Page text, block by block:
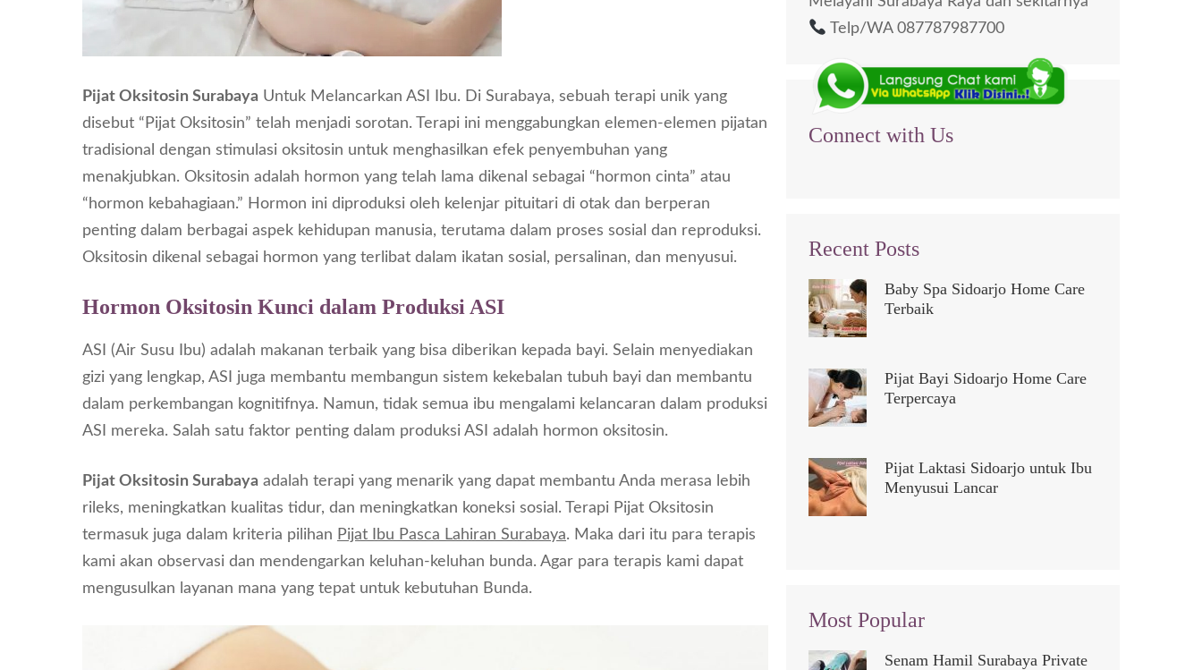
Pijat Oksitosin Surabaya Untuk Melancarkan ASI Ibu. Di Surabaya, sebuah terapi unik yang
disebut “Pijat Oksitosin” telah menjadi sorotan. Terapi ini menggabungkan elemen-elemen pijatan
tradisional dengan stimulasi oksitosin untuk menghasilkan efek penyembuhan yang
menakjubkan. Oksitosin adalah hormon yang telah lama dikenal sebagai “hormon cinta” atau
“hormon kebahagiaan.” Hormon ini diproduksi oleh kelenjar pituitari di otak dan berperan
penting dalam berbagai aspek kehidupan manusia, terutama dalam proses sosial dan reproduksi.
Oksitosin dikenal sebagai hormon yang terlibat dalam ikatan sosial, persalinan, dan menyusui.
Hormon Oksitosin Kunci dalam Produksi ASI
ASI (Air Susu Ibu) adalah makanan terbaik yang bisa diberikan kepada bayi. Selain menyediakan
gizi yang lengkap, ASI juga membantu membangun sistem kekebalan tubuh bayi dan membantu
dalam perkembangan kognitifnya. Namun, tidak semua ibu mengalami kelancaran dalam produksi
ASI mereka. Salah satu faktor penting dalam produksi ASI adalah hormon oksitosin.
Pijat Oksitosin Surabaya adalah terapi yang menarik yang dapat membantu Anda merasa lebih
rileks, meningkatkan kualitas tidur, dan meningkatkan koneksi sosial. Terapi Pijat Oksitosin
termasuk juga dalam kriteria pilihan Pijat Ibu Pasca Lahiran Surabaya. Maka dari itu para terapis
kami akan observasi dan mendengarkan keluhan-keluhan bunda. Agar para terapis kami dapat
mengusulkan layanan mana yang tepat untuk kebutuhan Bunda.
Telp/WA 087787987700
Connect with Us
Recent Posts
Baby Spa Sidoarjo Home Care
Terbaik
Pijat Bayi Sidoarjo Home Care
Terpercaya
Pijat Laktasi Sidoarjo untuk Ibu
Menyusui Lancar
Most Popular
Senam Hamil Surabaya Private